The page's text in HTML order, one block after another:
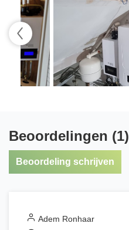
Beoordelingen (1)
Beoordeling schrijven
Adem Ronhaar